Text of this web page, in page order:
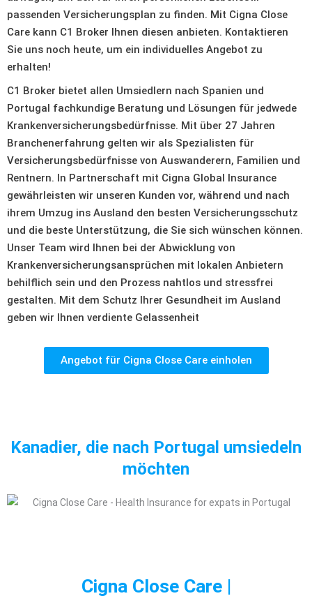
passenden Versicherungsplan zu finden. Mit Cigna Close
Care kann C1 Broker Ihnen diesen anbieten. Kontaktieren
Sie uns noch heute, um ein individuelles Angebot zu
erhalten!
C1 Broker bietet allen Umsiedlern nach Spanien und
Portugal fachkundige Beratung und Lösungen für jedwede
Krankenversicherungsbedürfnisse. Mit über 27 Jahren
Branchenerfahrung gelten wir als Spezialisten für
Versicherungsbedürfnisse von Auswanderern, Familien und
Rentnern. In Partnerschaft mit Cigna Global Insurance
gewährleisten wir unseren Kunden vor, während und nach
ihrem Umzug ins Ausland den besten Versicherungsschutz
und die beste Unterstützung, die Sie sich wünschen können.
Unser Team wird Ihnen bei der Abwicklung von
Krankenversicherungsansprüchen mit lokalen Anbietern
behilflich sein und den Prozess nahtlos und stressfrei
gestalten. Mit dem Schutz Ihrer Gesundheit im Ausland
geben wir Ihnen verdiente Gelassenheit
Angebot für Cigna Close Care einholen
Kanadier, die nach Portugal umsiedeln
möchten
Cigna Close Care |